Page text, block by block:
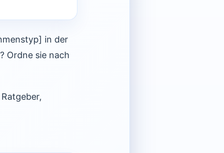
in der
Ordne sie nach